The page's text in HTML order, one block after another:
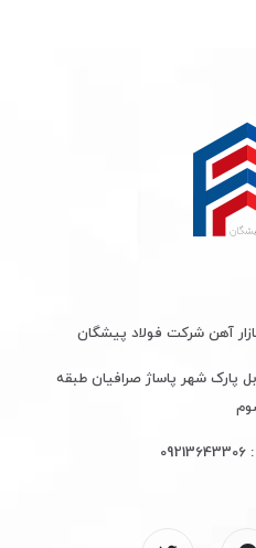
آهن شرکت فولاد پیشگان
پارک شهر پاساژ صرافیان طبقه
:
09213643306